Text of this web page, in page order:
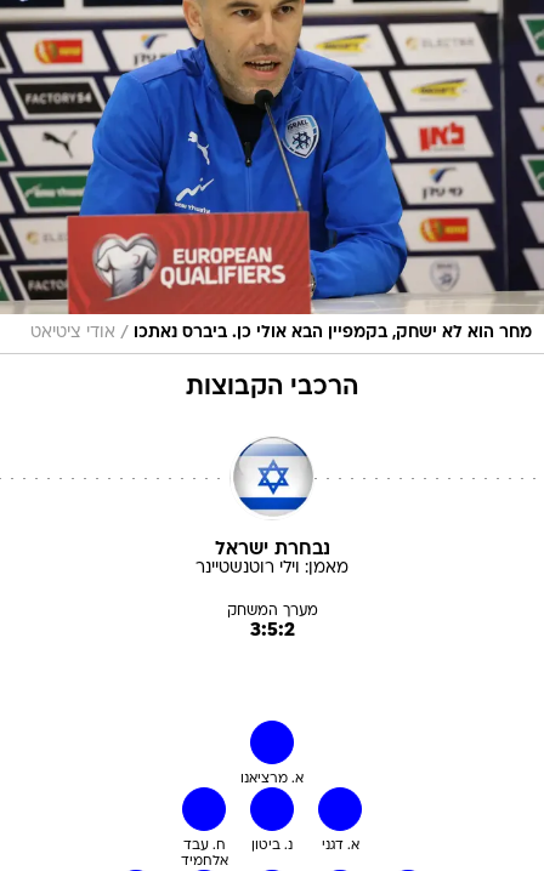
מחר הוא לא ישחק, בקמפיין הבא אולי כן. ביברס נאתכו / אודי ציטיאט
הרכבי הקבוצות
נבחרת ישראל
מאמן: וילי רוטנשטיינר
מערך המשחק
3:5:2
א. מרציאנו
ח. עבד
אלחמיד
נ. ביטון א. דגני